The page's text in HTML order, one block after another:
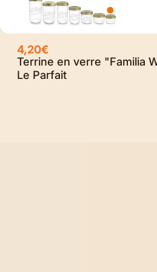
4,20€
Terrine en verre "Familia
Le Parfait